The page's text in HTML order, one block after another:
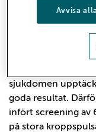
Thorbjørnsen har
Pulsåderbråck i
drabbar främst
sjukdomen
goda resultat.
infört screening av
på stora
Avvisa